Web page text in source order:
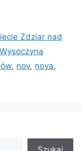
Zdziar nad
, nov, nova,